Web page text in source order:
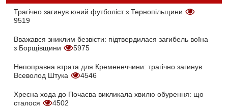
Трагічно загинув юний футболіст з Тернопільщини
9519
Вважався зниклим безвісти: підтвердилася загибель воїна
з Борщівщини
5975
Непоправна втрата для Кременеччини: трагічно загинув
Всеволод Штука
4546
Хресна хода до Почаєва викликала хвилю обурення: що
сталося
4502